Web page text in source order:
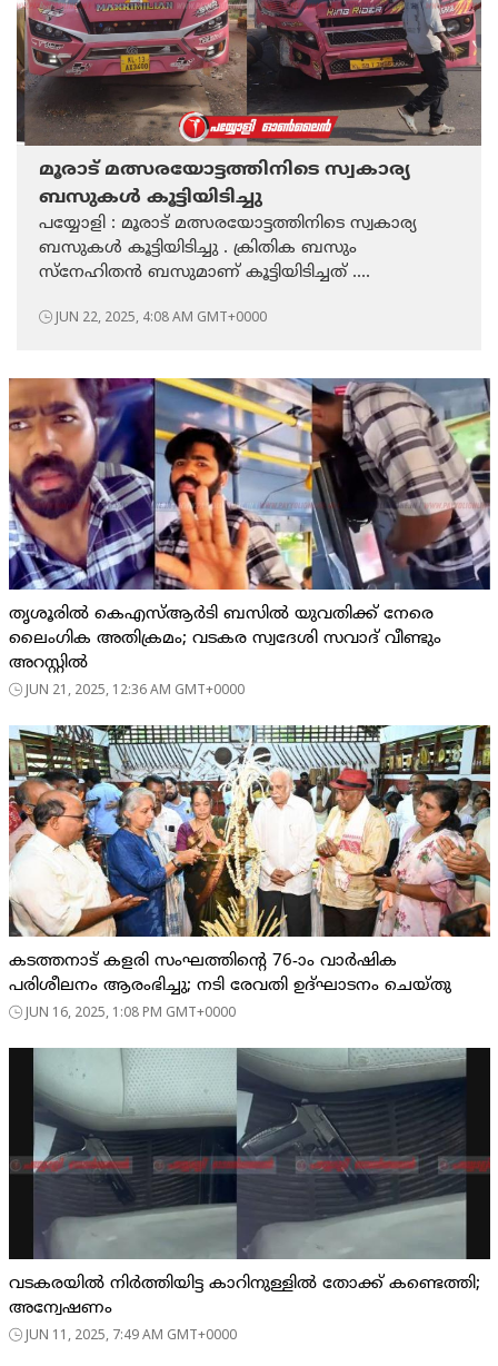
മൂരാട് മത്സരയോട്ടത്തിനിടെ സ്വകാര്യ
ബസുകൾ കൂട്ടിയിടിച്ചു
പയ്യോളി : മൂരാട് മത്സരയോട്ടത്തിനിടെ സ്വകാര്യ
ബസുകൾ കൂട്ടിയിടിച്ചു . ക്രിതിക ബസും
സ്നേഹിതൻ ബസുമാണ് കൂട്ടിയിടിച്ചത് ....
JUN 22, 2025, 4:08 AM GMT+0000
തൃശൂരില്‍ കെഎസ്ആര്‍ടി ബസില്‍ യുവതിക്ക് നേരെ
ലൈംഗിക അതിക്രമം; വടകര സ്വദേശി സവാദ് വീണ്ടും
അറസ്റ്റില്‍
JUN 21, 2025, 12:36 AM GMT+0000
കടത്തനാട് കളരി സംഘത്തിൻ്റെ 76-ാം വാർഷിക
പരിശീലനം ആരംഭിച്ചു; നടി രേവതി ഉദ്ഘാടനം ചെയ്തു
JUN 16, 2025, 1:08 PM GMT+0000
വടകരയിൽ നിർത്തിയിട്ട കാറിനുള്ളിൽ തോക്ക് കണ്ടെത്തി;
അന്വേഷണം
JUN 11, 2025, 7:49 AM GMT+0000